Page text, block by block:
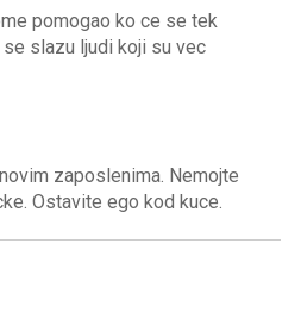
pomogao ko ce se tek
slazu ljudi koji su vec
zaposlenima. Nemojte